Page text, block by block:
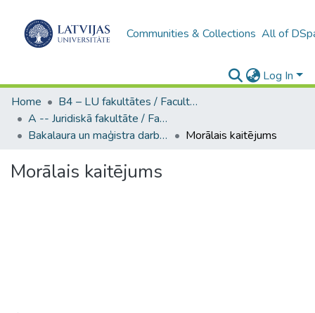
Communities & Collections All of
Log In
Home
B4 – LU fakultātes / Faculties of the UL
A -- Juridiskā fakultāte / Faculty of Law
Bakalaura un maģistra darbi (JF) / Bachelor's and Master's theses
Morālais kaitējums
Morālais kaitējums